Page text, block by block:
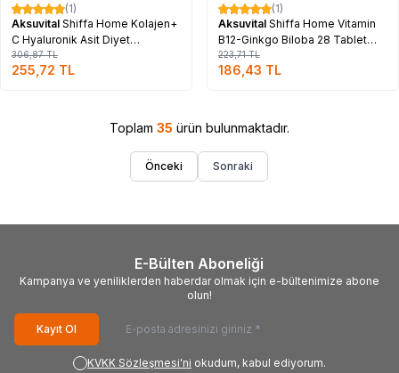
%17
(1)
Aksuvital Shiffa Home Kolajen+
C Hyaluronik Asit Diyet
Takviyesi 900 Mg x 90 Tablet
306,87TL
255,72 TL
%17
(1)
Aksuvital Shiffa Home Vitamin
B12-Ginkgo Biloba 28 Tablet
150 Mg
223,71TL
186,43 TL
Toplam 35 ürün bulunmaktadır.
Önceki Sonraki
E-Bülten Aboneliği
Kampanya ve yeniliklerden haberdar olmak için e-bültenimize abone
olun!
Kayıt Ol
KVKK Sözleşmesi'ni okudum, kabul ediyorum.